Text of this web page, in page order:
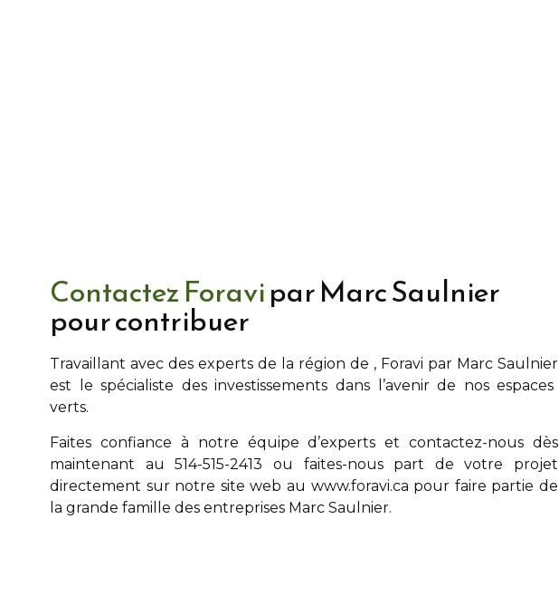
Contactez Foravipar Marc Saulnier
pour contribuer
Travaillant avec des experts de la région de , Foravi par Marc Saulnier
est le spécialiste des investissements dans l’avenir de nos espaces
verts.
Faites confiance à notre équipe d’experts et contactez-nous dès
maintenant au 514-515-2413 ou faites-nous part de votre projet
directement sur notre site web au www.foravi.ca pour faire partie de
la grande famille des entreprises Marc Saulnier.